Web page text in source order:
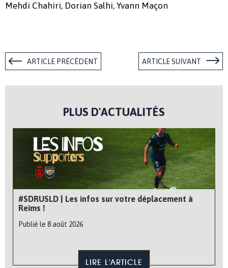
Mehdi Chahiri, Dorian Salhi, Yvann Maçon
ARTICLE PRÉCÉDENT ARTICLE SUIVANT
PLUS D'ACTUALITÉS
#SDRUSLD | Les infos sur votre déplacement à
Reims !
Publié le 8 août 2026
LIRE L'ARTICLE